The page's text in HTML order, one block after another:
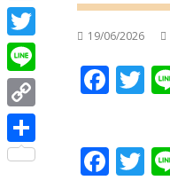
19/06/2026
F
ac
b
T
w
F T
F
a
c
e
b
o
T
w
i
t
t
L
i
n
C
o
S